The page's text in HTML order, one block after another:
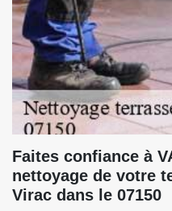
Faites confiance à
nettoyage de votre
Virac dans le 07150